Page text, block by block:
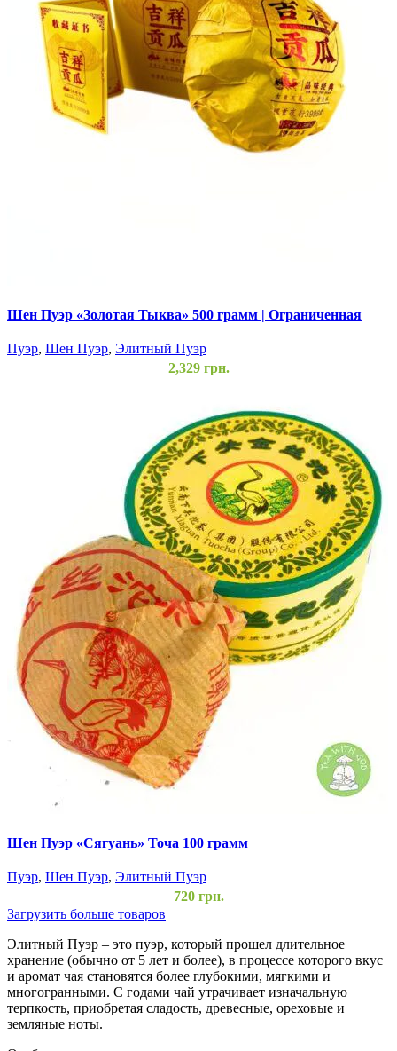
Шен Пуэр «Золотая Тыква» 500 грамм | Ограниченная
Пуэр, Шен Пуэр, Элитный Пуэр
2,329грн.
Шен Пуэр «Сягуань» Точа 100 грамм
Пуэр, Шен Пуэр, Элитный Пуэр
720грн.
Загрузить больше товаров
Элитный Пуэр – это пуэр, который прошел длительное
хранение (обычно от 5 лет и более), в процессе которого вкус
и аромат чая становятся более глубокими, мягкими и
многогранными. С годами чай утрачивает изначальную
терпкость, приобретая сладость, древесные, ореховые и
земляные ноты.